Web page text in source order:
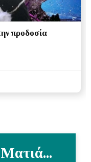
προδοσία